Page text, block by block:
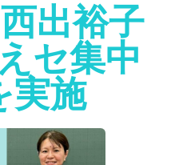
出裕子
セ集中
実施